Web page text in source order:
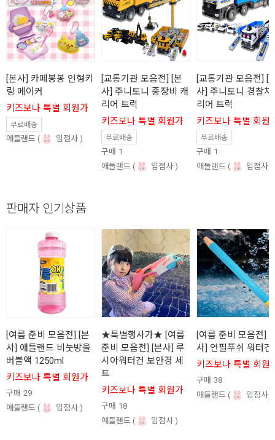
[본사] 카페봉봉 인형키
링 메이커
키즈보나 특별 회원가
무료배송
애들랜드 입점사
[교통기관 모음전] [본
사] 주니토니 중장비 캐
리어 트럭
키즈보나 특별 회원가
무료배송
구매 1
애들랜드
입점사
[교통기관 모음전] [
사] 주니토니 경찰차
리어 트럭
키즈보나 특별 회원
무료배송
구매 1
애들랜드
입점사
판매자 인기상품
[여름 준비 모음전] [본
사] 애들랜드 비눗방울
버블액 1250ml
키즈보나 특별 회원가
구매 29
애들랜드
입점사
★특별행사가★ [여름
준비 모음전] [본사] 루
시아워터건 보안경 세
트
키즈보나 특별 회원가
구매 18
애들랜드
입점사
[여름 준비 모음전] [
사] 연필푸쉬 워터건
키즈보나 특별 회원
구매 38
애들랜드
입점사